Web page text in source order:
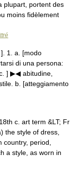
plupart, portent des
moins fidèlement
1. a. [modo
di una persona:
] ▶◀ abitudine,
b. [atteggiamento
c. art term &LT; Fr
the style of dress,
period,
a style, as worn in